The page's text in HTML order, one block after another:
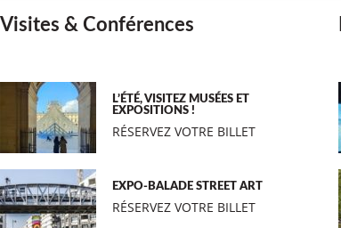
Visites & Conférences
L’ÉTÉ, VISITEZ MUSÉES ET
EXPOSITIONS !
RÉSERVEZ VOTRE BILLET
EXPO-BALADE STREET ART
RÉSERVEZ VOTRE BILLET